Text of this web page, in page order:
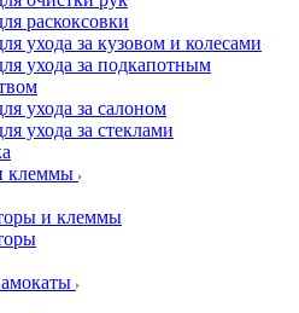
раскоксовки
ухода за кузовом и колесами
ухода за подкапотным
ухода за салоном
ухода за стеклами
клеммы
и клеммы